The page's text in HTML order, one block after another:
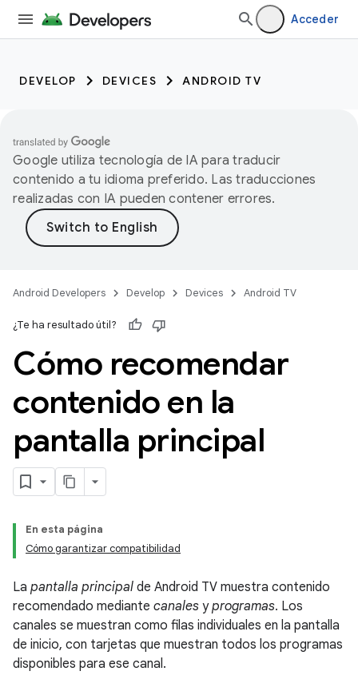
Acceder
DEVELOP DEVICES ANDROID TV
Google utiliza tecnología de IA para traducir
contenido a tu idioma preferido. Las traducciones
realizadas con IA pueden contener errores.
Android Developers Develop Devices Android TV
¿Te ha resultado útil?
Cómo recomendar
contenido en la
pantalla principal
En esta página
Cómo garantizar compatibilidad
La pantalla principal de Android TV muestra contenido
recomendado mediante canales yprogramas. Los
canales se muestran como filas individuales en la pantalla
de inicio, con tarjetas que muestran todos los programas
disponibles para ese canal.